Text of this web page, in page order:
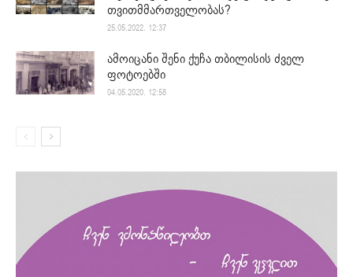
თვითმმართველობას?
25.05.2022. 12:37
ამოიცანი შენი ქუჩა თბილისის ძველ
ფოტოებში
04.05.2020. 12:58